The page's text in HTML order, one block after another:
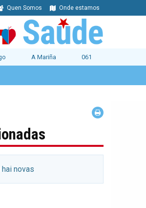
Onde estamos
Quen Somos
A Mariña 061
novas